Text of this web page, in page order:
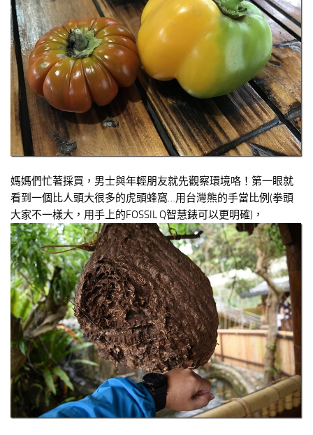
媽媽們忙著採買，男士與年輕朋友就先觀察環境咯！第一眼就
看到一個比人頭大很多的虎頭蜂窩…用台灣熊的手當比例(拳頭
大家不一樣大，用手上的FOSSIL Q智慧錶可以更明確)，